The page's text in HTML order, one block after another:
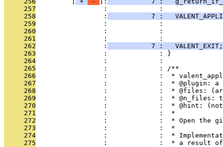
     257
                 :             :
     258
                 :
7 :
     259
:             :
     260
:             :
     261
                 :             :
     262
                 :
           7 :   VALENT_EXIT;
     263
                 :             : }
     264
                 :             :
     265
                 :             : /**
     266
:             :  *
     267
:             :  * @plugin: a
     268
:             :  * @files:
     269
:             :  * @n_files:
     270
:             :  * @hint:
     271
                 :             :  *
     272
:             :  * Open the
     273
                 :             :  *
     274
:             :  *
     275
:             :  * a result